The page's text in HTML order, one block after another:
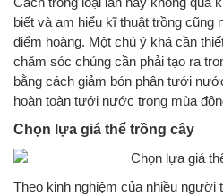
biết và am hiểu kĩ thuật trồng cũng
điểm hoàng. Một chú ý khá cần
chăm sóc chúng cần phải tạo ra
bằng cách giảm bón phân tưới
hoàn toàn tưới nước trong mùa
Chọn lựa giá thể trồng cây
Theo kinh nghiệm của nhiều người